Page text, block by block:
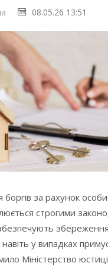
08.05.26 13:51
за рахунок
строгими
у випадках
Міністерство